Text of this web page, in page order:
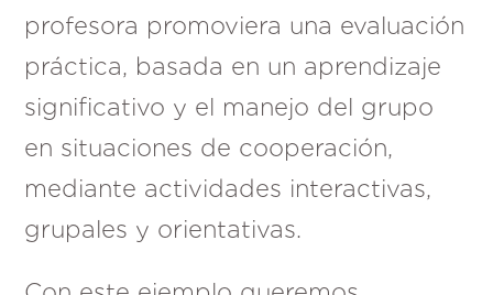
profesora promoviera una evaluación
práctica, basada en un aprendizaje
significativo y el manejo del grupo
en situaciones de cooperación,
mediante actividades interactivas,
grupales y orientativas.